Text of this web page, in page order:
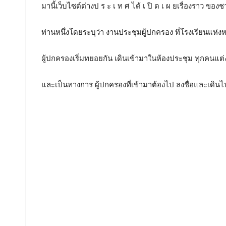
มานี้เว็บไซต์ต่างป ร ะ เ ท ศ ได้ เ ปิ ด เ ผ ยเรื่องราว ของช
ท่านหนึ่งโดยระบุว่า งานประชุมผู้ปกครอง ที่โรงเรียนแห่ง
ผู้ปกครองเริ่มทยอยกัน เดินเข้ามาในห้องประชุม ทุกคนแ
และเป็นทางการ ผู้ปกครองที่เข้ามาต้องไป ลงชื่อและเดิน